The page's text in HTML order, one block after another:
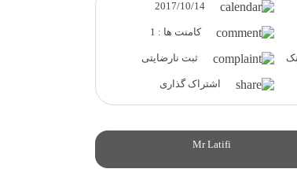
2017/10/14
کامنت ها : 1
ثبت نارضایتی
اشتراک گذاری
Mr Latifi